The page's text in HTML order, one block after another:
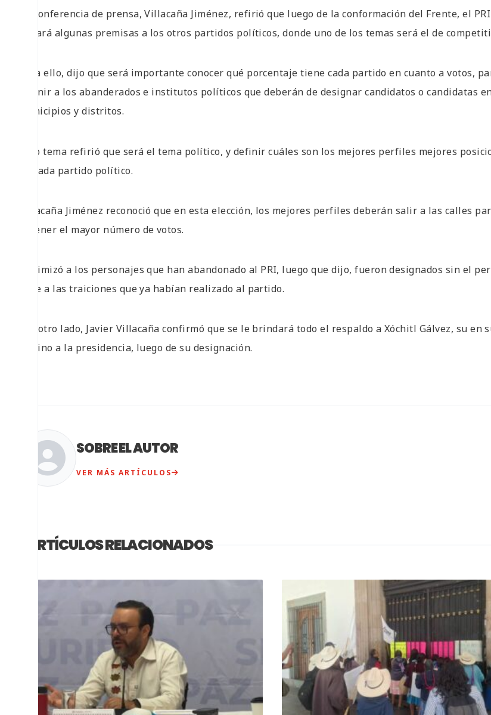
En conferencia de prensa, Villacaña Jiménez, refirió que luego de la conformación del Frente, el PRI
llevará algunas premisas a los otros partidos políticos, donde uno de los temas será el de
Para ello, dijo que será importante conocer qué porcentaje tiene cada partido en cuanto a votos,
definir a los abanderados e institutos políticos que deberán de designar candidatos o candidatas
municipios y distritos.
Otro tema refirió que será el tema político, y definir cuáles son los mejores perfiles mejores
en cada partido político.
Villacaña Jiménez reconoció que en esta elección, los mejores perfiles deberán salir a las calles
obtener el mayor número de votos.
Minimizó a los personajes que han abandonado al PRI, luego que dijo, fueron designados sin el
pese a las traiciones que ya habían realizado al partido.
Por otro lado, Javier Villacaña confirmó que se le brindará todo el respaldo a Xóchitl Gálvez, su en
camino a la presidencia, luego de su designación.
SOBRE EL AUTOR
VER MÁS ARTÍCULOS
ARTÍCULOS RELACIONADOS